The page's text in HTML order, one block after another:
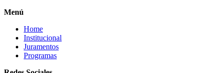
Menú
Home
Institucional
Juramentos
Programas